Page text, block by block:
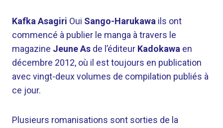
Kafka Asagiri Oui Sango-Harukawa ils ont
commencé à publier le manga à travers le
magazine Jeune As de l’éditeur Kadokawa en
décembre 2012, où il est toujours en publication
avec vingt-deux volumes de compilation publiés à
ce jour.
Plusieurs romanisations sont sorties de la